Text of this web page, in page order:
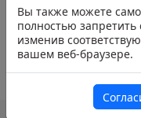
Вы также можете
полностью
изменив
вашем веб-браузере.